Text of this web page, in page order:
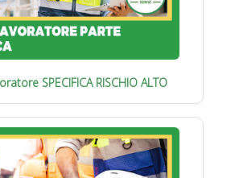
SPECIFICA RISCHIO ALTO